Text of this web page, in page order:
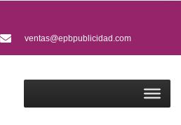
ventas@epbpublicidad.com